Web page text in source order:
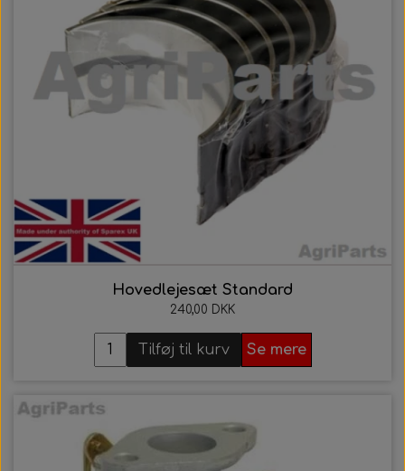
Hovedlejesæt Standard
240,00 DKK
Tilføj til kurv Se mere